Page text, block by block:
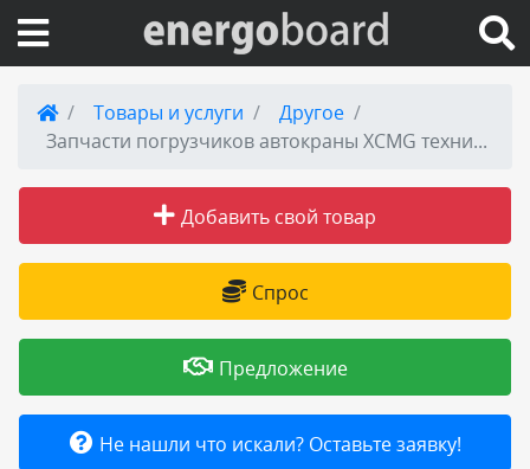
Вход на сайт
Публикации
Товары и услуги
Товары и услуги
Другое
Запчасти погрузчиков автокраны XCMG техника Китая
Добавить свой товар
Спрос
Предложение
Не нашли что искали? Оставьте заявку!